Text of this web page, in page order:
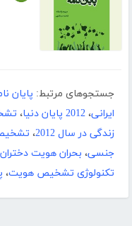
جستجوهای مرتبط: پایان
ایرانی، 2012 پایان دنیا ،
زندگی در سال 2012
،
جنسی، بحران هویت دختران
تکنولوژی تشخیص هویت،